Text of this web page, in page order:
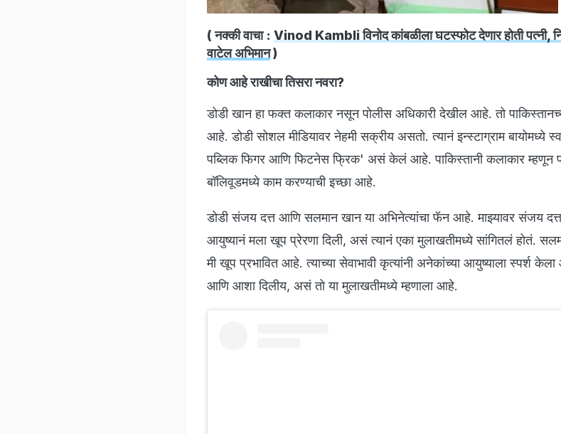
( नक्की वाचा : Vinod Kambli विनोद कांबळीला घटस्फोट देणार होती पत्नी,
वाटेल अभिमान)
कोण आहे राखीचा तिसरा नवरा?
डोडी खान हा फक्त कलाकार नसून पोलीस अधिकारी देखील आहे. तो
आहे. डोडी सोशल मीडियावर नेहमी सक्रीय असतो. त्यानं इन्स्टाग्राम बायोमध्ये
पब्लिक फिगर आणि फिटनेस फ्रिक' असं केलं आहे. पाकिस्तानी कलाकार म्हणून
बॉलिवूडमध्ये काम करण्याची इच्छा आहे.
डोडी संजय दत्त आणि सलमान खान या अभिनेत्यांचा फॅन आहे. माझ्यावर संजय
आयुष्यानं मला खूप प्रेरणा दिली, असं त्यानं एका मुलाखतीमध्ये सांगितलं होतं.
मी खूप प्रभावित आहे. त्याच्या सेवाभावी कृत्यांनी अनेकांच्या आयुष्याला स्पर्श
आणि आशा दिलीय, असं तो या मुलाखतीमध्ये म्हणाला आहे.